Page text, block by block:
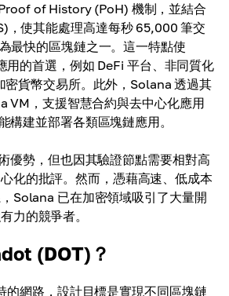
of History (PoH) 機制，並結合
，使其能處理高達每秒 65,000 筆交
最快的區塊鏈之一。這一特點使
用的首選，例如 DeFi 平台、非同質化
密貨幣交易所。此外，Solana 透過其
VM，支援智慧合約與去中心化應用
構建並部署各類區塊鏈應用。
優勢，但也因其驗證節點需要相對高
化的批評。然而，憑藉高速、低成本
Solana 已在加密領域吸引了大量開
力的競爭者。
(DOT)？
網路，設計目標是實現不同區塊鏈